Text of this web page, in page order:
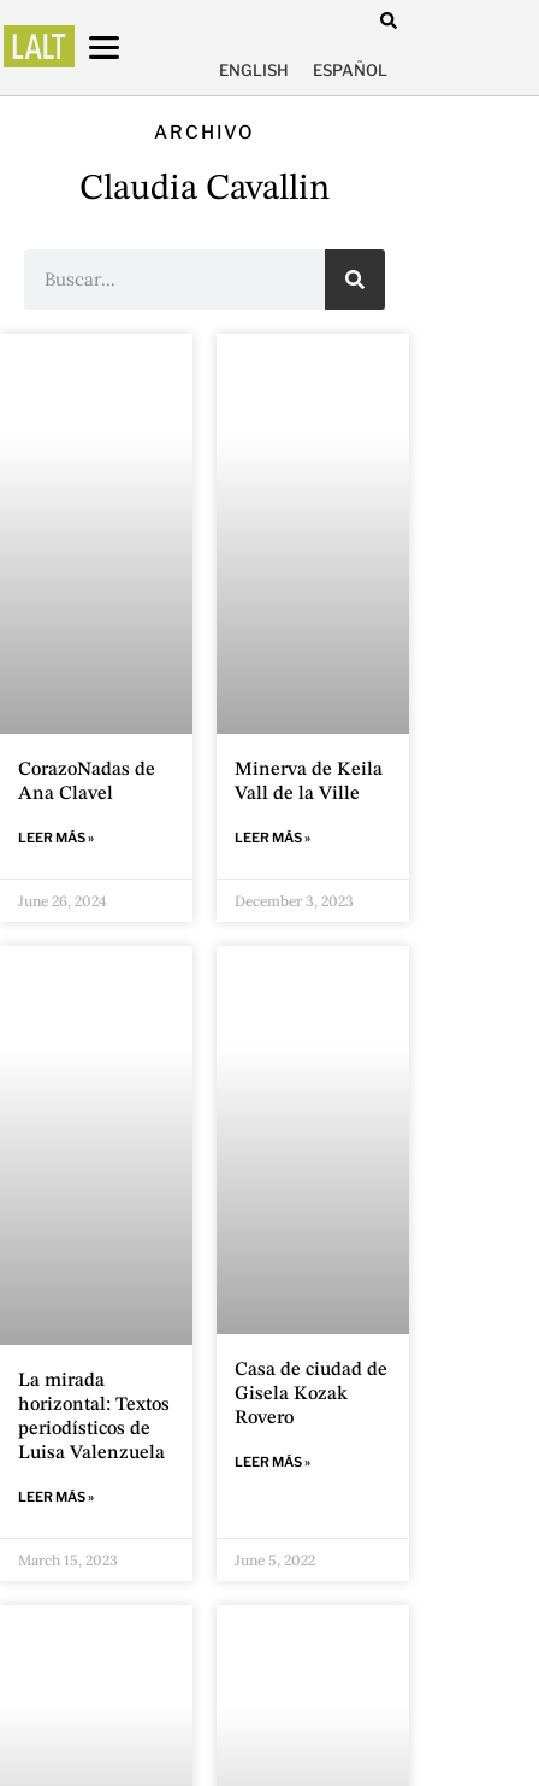
ENGLISH ESPAÑOL
ARCHIVO
Claudia Cavallin
CorazoNadas de
Ana Clavel
LEER MÁS »
June 26, 2024
Minerva de Keila
Vall de la Ville
LEER MÁS »
December 3, 2023
La mirada
horizontal: Textos
periodísticos de
Luisa Valenzuela
LEER MÁS »
March 15, 2023
Casa de ciudad de
Gisela Kozak
Rovero
LEER MÁS »
June 5, 2022